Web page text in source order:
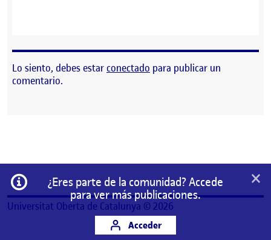
Lo siento, debes estarconectado para publicar un
comentario.
Información
¿Eres parte de la comunidad? Accede
para ver más publicaciones.
Acceder
×
Universitat Oberta de Catalunya © 2026